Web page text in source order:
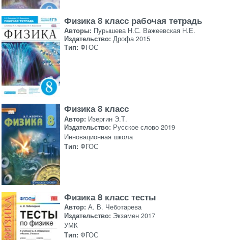
Физика 8 класс рабочая тетрадь
Авторы: Пурышева Н.С. Важеевская Н.Е.
Издательство: Дрофа 2015
Тип: ФГОС
Физика 8 класс
Автор: Изергин Э.Т.
Издательство: Русское слово 2019
Инновационная школа
Тип: ФГОС
Физика 8 класс тесты
Автор: А. В. Чеботарева
Издательство: Экзамен 2017
УМК
Тип: ФГОС